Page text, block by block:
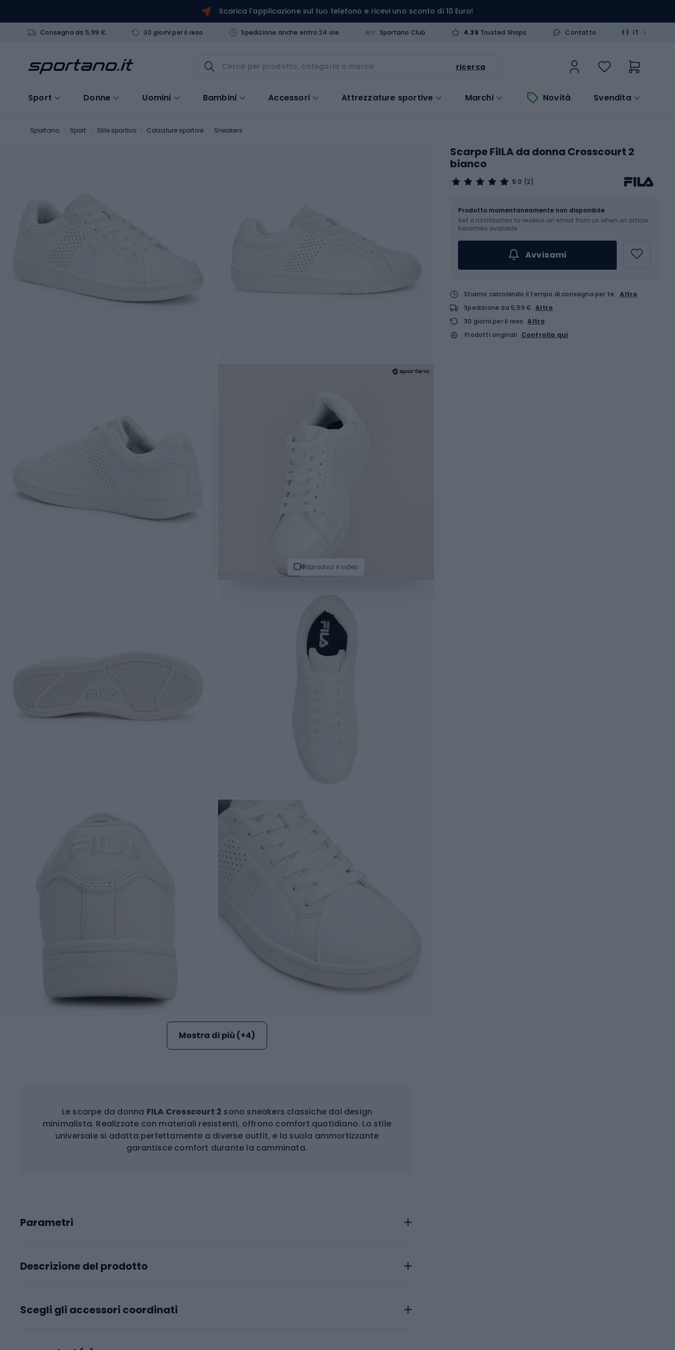
Scarica l'applicazione sul tuo telefono e ricevi uno sconto di 10 Euro!
Consegna da 5,99 € 30 giorni per il reso Spedizione anche entro 24 ore Sportano Club 4.39 Trusted Shops Contatto IT >
ricerca
Sport Donne Uomini Bambini Accessori Attrezzature sportive Marchi Novità Svendita
Sportano Sport Stile sportivo Calzature sportive Sneakers
Riproduci il video
Mostra di più (+4)
Le scarpe da donna FILA Crosscourt 2 sono sneakers classiche dal design
minimalista. Realizzate con materiali resistenti, offrono comfort quotidiano. Lo stile
universale si adatta perfettamente a diverse outfit, e la suola ammortizzante
garantisce comfort durante la camminata.
Parametri
Descrizione del prodotto
Scegli gli accessori coordinati
Scarpe FiILA da donna Crosscourt 2
bianco
5.0 (2)
Scegli un'opzione...
Prodotto momentaneamente non disponibile
Set a notification to receive an email from us when an article
becomes available.
Avvisami
Stiamo calcolando il tempo di consegna per te
Altro
Spedizione da 5,99 € Altro
30 giorni per il reso Altro
Prodotti originali Controlla qui